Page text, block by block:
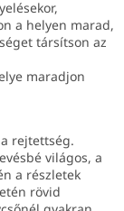
a helyen marad,
társítson az
maradjon
rejtettség.
világos, a
a részletek
rövid